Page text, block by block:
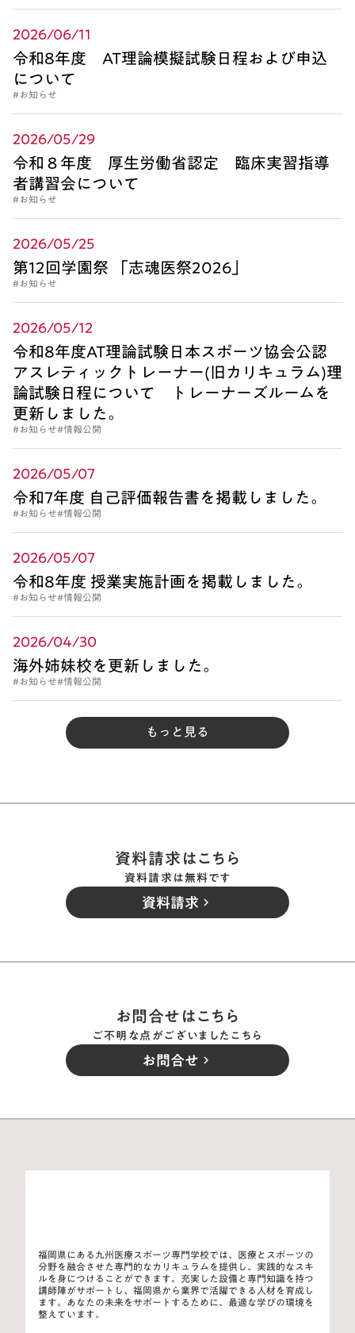
2026/06/11
令和8年度 AT理論模擬試験日程および申込
について
#お知らせ
2026/05/29
令和８年度 厚生労働省認定 臨床実習指導
者講習会について
#お知らせ
2026/05/25
第12回学園祭 「志魂医祭2026」
#お知らせ
2026/05/12
令和8年度AT理論試験日本スポーツ協会公認
アスレティックトレーナー(旧カリキュラム)理
論試験日程について トレーナーズルームを
更新しました。
#お知らせ#情報公開
2026/05/07
令和7年度 自己評価報告書を掲載しました。
#お知らせ#情報公開
2026/05/07
令和8年度 授業実施計画を掲載しました。
#お知らせ#情報公開
2026/04/30
海外姉妹校を更新しました。
#お知らせ#情報公開
もっと見る
資料請求はこちら
資料請求は無料です
資料請求 keyboard_arrow_right
お問合せはこちら
ご不明な点がございましたこちら
お問合せ keyboard_arrow_right
福岡県にある九州医療スポーツ専門学校では、医療とスポーツの
分野を融合させた専門的なカリキュラムを提供し、実践的なスキ
ルを身につけることができます。充実した設備と専門知識を持つ
講師陣がサポートし、福岡県から業界で活躍できる人材を育成し
ます。あなたの未来をサポートするために、最適な学びの環境を
整えています。